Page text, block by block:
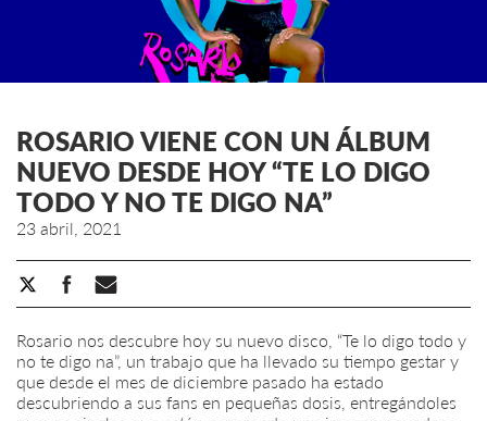
ROSARIO VIENE CON UN ÁLBUM
NUEVO DESDE HOY “TE LO DIGO
TODO Y NO TE DIGO NA”
23 abril, 2021
Rosario nos descubre hoy su nuevo disco, “Te lo digo todo y
no te digo na”, un trabajo que ha llevado su tiempo gestar y
que desde el mes de diciembre pasado ha estado
descubriendo a sus fans en pequeñas dosis, entregándoles